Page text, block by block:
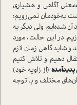
آگاهی و هشیاری
به‌خودمان نمی‌رویم؛
شده‌ایم، ولی دیگر به
در این حالت، مورد
شاید گاهی زمان لازم
دهیم و تلاش کنیم
(از زاویه خود)
مختلف و با توجه